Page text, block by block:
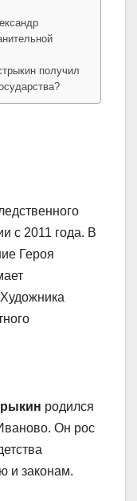
получил
с 2011 года. В
Героя
родился
Он рос
и законам.